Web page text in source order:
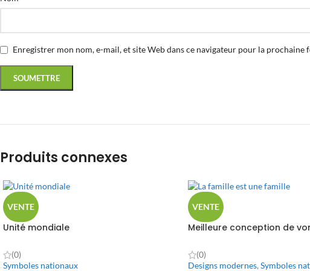
Enregistrer mon nom, e-mail, et site Web dans ce navigateur pour la prochaine
Produits connexes
VENTE
Unité mondiale
(0)
Symboles nationaux
VENTE
Meilleure conception de
(0)
Designs modernes, Symboles